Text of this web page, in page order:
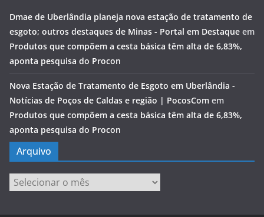
Dmae de Uberlândia planeja nova estação de tratamento de
esgoto; outros destaques de Minas - Portal em Destaque em
Produtos que compõem a cesta básica têm alta de 6,83%,
aponta pesquisa do Procon
Nova Estação de Tratamento de Esgoto em Uberlândia -
Notícias de Poços de Caldas e região | PocosCom em
Produtos que compõem a cesta básica têm alta de 6,83%,
aponta pesquisa do Procon
Arquivo
Arquivo